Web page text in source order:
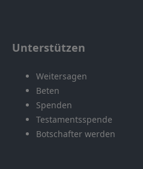
Unterstützen
Weitersagen
Beten
Spenden
Testamentsspende
Botschafter werden